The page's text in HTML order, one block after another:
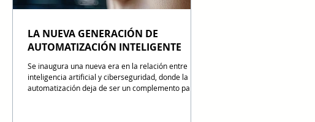
LA NUEVA GENERACIÓN DE
AUTOMATIZACIÓN INTELIGENTE
Se inaugura una nueva era en la relación entre
inteligencia artificial y ciberseguridad, donde la
automatización deja de ser un complemento para